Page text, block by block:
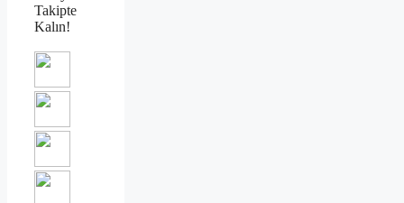
Takipte
Kalın!